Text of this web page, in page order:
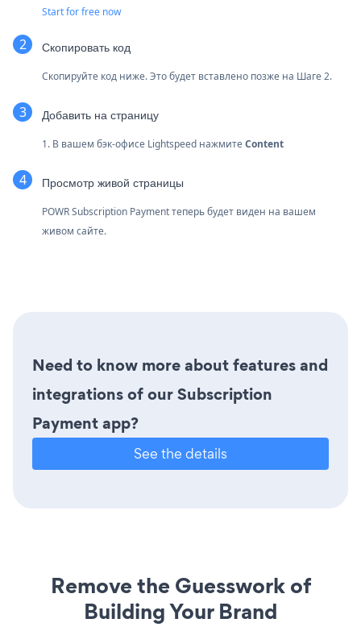
Start for free now
Скопировать код
Скопируйте код ниже. Это будет вставлено позже на Шаге 2.
Добавить на страницу
1. В вашем бэк-офисе Lightspeed нажмитеContent
Просмотр живой страницы
POWR Subscription Payment теперь будет виден на вашем
живом сайте.
Need to know more about features and
integrations of our Subscription
Payment app?
See the details
Remove the Guesswork of
Building Your Brand